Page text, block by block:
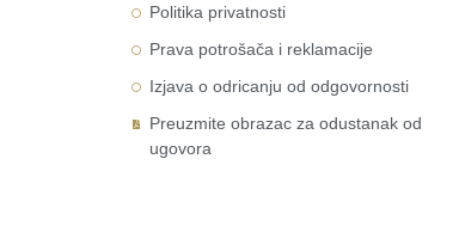
Politika privatnosti
Prava potrošača i reklamacije
Izjava o odricanju od odgovornosti
Preuzmite obrazac za odustanak od
ugovora